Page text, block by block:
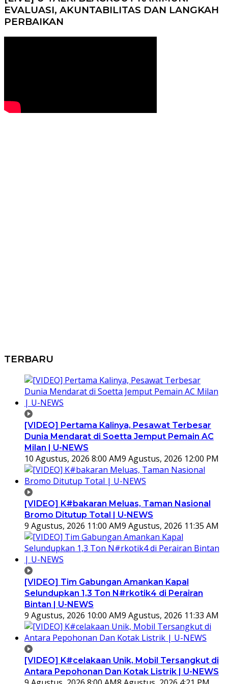
EVALUASI, AKUNTABILITAS DAN LANGKAH
PERBAIKAN
TERBARU
[VIDEO] Pertama Kalinya, Pesawat Terbesar
Dunia Mendarat di Soetta Jemput Pemain AC
Milan | U-NEWS
10 Agustus, 2026 8:00 AM9 Agustus, 2026 12:00 PM
[VIDEO] K#bakaran Meluas, Taman Nasional
Bromo Ditutup Total | U-NEWS
9 Agustus, 2026 11:00 AM9 Agustus, 2026 11:35 AM
[VIDEO] Tim Gabungan Amankan Kapal
Selundupkan 1,3 Ton N#rkotik4 di Perairan
Bintan | U-NEWS
9 Agustus, 2026 10:00 AM9 Agustus, 2026 11:33 AM
[VIDEO] K#celakaan Unik, Mobil Tersangkut di
Antara Pepohonan Dan Kotak Listrik | U-NEWS